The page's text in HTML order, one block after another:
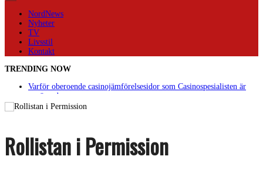
NordNews
Nyheter
TV
Livsstil
Kontakt
TRENDING NOW
Varför oberoende casinojämförelsesidor som Casinospesialisten är
avgörande
Picknickbord utomhus i olika modeller för trädgård och offentlig
Det fysiologiska teknikskiftet: Den medicinska utvecklingen öppnar
nya dörrar
Rollistan i Permission